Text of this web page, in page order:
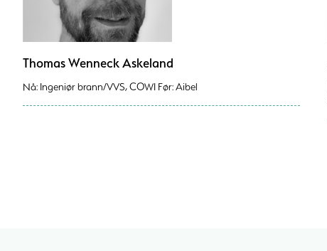
Thomas Wenneck Askeland
Nå: Ingeniør brann/VVS, COWI Før: Aibel